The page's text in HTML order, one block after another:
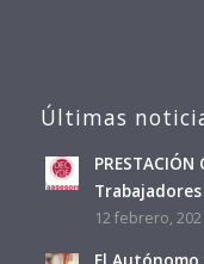
Últimas
12 febrero,